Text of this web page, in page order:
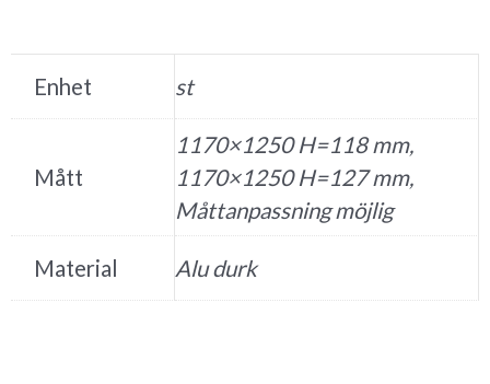
Enhet st
Mått
1170×1250 H=118 mm,
1170×1250 H=127 mm,
Måttanpassning möjlig
Material Alu durk